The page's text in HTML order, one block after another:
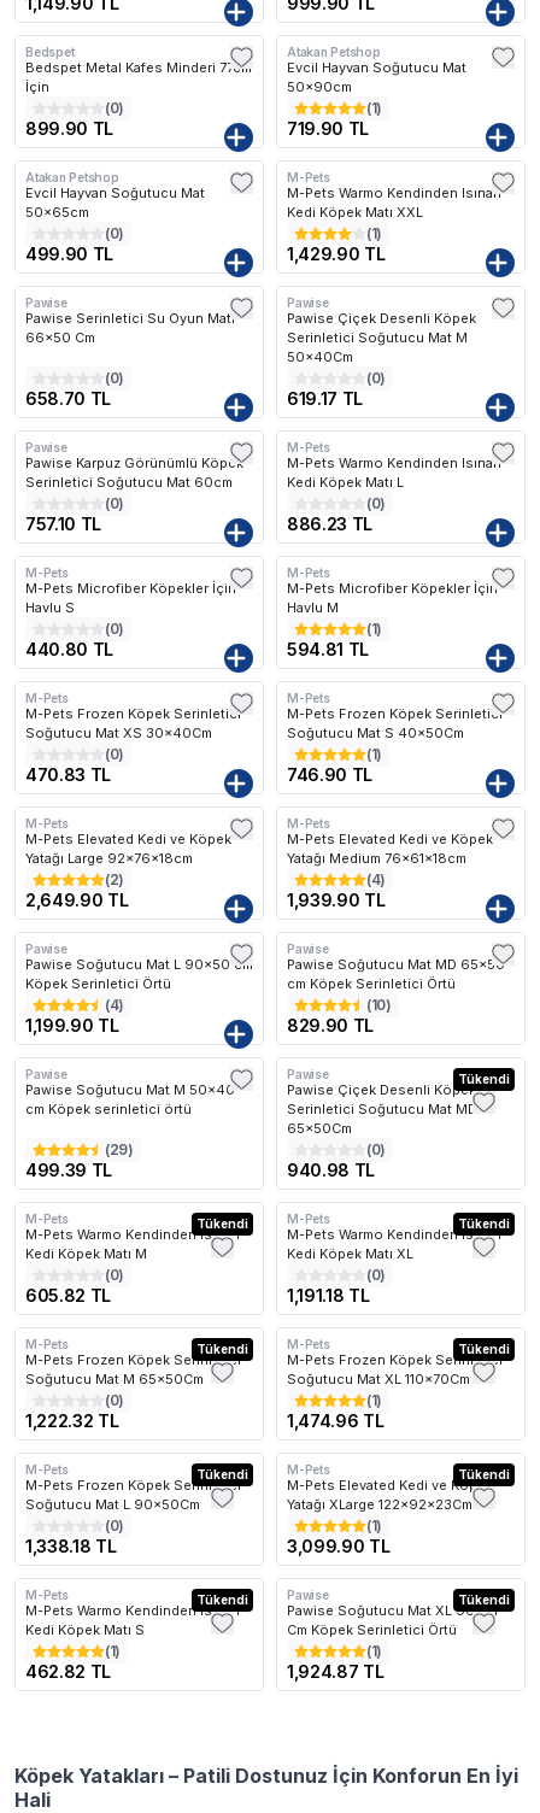
Bedspet
Bedspet Metal Kafes Minderi 77cm
İçin
(0)
899.90 TL
Atakan Petshop
Evcil Hayvan Soğutucu Mat
50x90cm
(1)
719.90 TL
Atakan Petshop
Evcil Hayvan Soğutucu Mat
50x65cm
(0)
499.90 TL
Kargo Bedava
M-Pets
M-Pets Warmo Kendinden Isınan
Kedi Köpek Matı XXL
(1)
1,429.90 TL
Pawise
Pawise Serinletici Su Oyun Matı
66x50 Cm
(0)
658.70 TL
Pawise
Pawise Çiçek Desenli Köpek
Serinletici Soğutucu Mat M
50x40Cm
(0)
619.17 TL
Pawise
Pawise Karpuz Görünümlü Köpek
Serinletici Soğutucu Mat 60cm
(0)
757.10 TL
M-Pets
M-Pets Warmo Kendinden Isınan
Kedi Köpek Matı L
(0)
886.23 TL
M-Pets
M-Pets Microfiber Köpekler İçin
Havlu S
(0)
440.80 TL
M-Pets
M-Pets Microfiber Köpekler İçin
Havlu M
(1)
594.81 TL
M-Pets
M-Pets Frozen Köpek Serinletici
Soğutucu Mat XS 30x40Cm
(0)
470.83 TL
Kargo Bedava
M-Pets
M-Pets Frozen Köpek Serinletici
Soğutucu Mat S 40x50Cm
(1)
746.90 TL
Kargo Bedava
M-Pets
M-Pets Elevated Kedi ve Köpek
Yatağı Large 92x76x18cm
(2)
2,649.90 TL
Kargo Bedava
M-Pets
M-Pets Elevated Kedi ve Köpek
Yatağı Medium 76x61x18cm
(4)
1,939.90 TL
Kargo Bedava
Pawise
Pawise Soğutucu Mat L 90x50 cm
Köpek Serinletici Örtü
(4)
1,199.90 TL
Pawise
Pawise Soğutucu Mat MD 65x50
cm Köpek Serinletici Örtü
(10)
829.90 TL
Pawise
Pawise Soğutucu Mat M 50x40
cm Köpek serinletici örtü
(29)
499.39 TL
Kargo Bedava Tükendi
Pawise
Pawise Çiçek Desenli Köpek
Serinletici Soğutucu Mat MD
65x50Cm
(0)
940.98 TL
Tükendi
M-Pets
M-Pets Warmo Kendinden Isınan
Kedi Köpek Matı M
(0)
605.82 TL
Kargo Bedava Tükendi
M-Pets
M-Pets Warmo Kendinden Isınan
Kedi Köpek Matı XL
(0)
1,191.18 TL
Kargo Bedava
Çok Favorilenen En Çok Favorilenen En Çok
Tükendi
M-Pets
M-Pets Frozen Köpek Serinletici
Soğutucu Mat M 65x50Cm
(0)
1,222.32 TL
Kargo Bedava Tükendi
M-Pets
M-Pets Frozen Köpek Serinletici
Soğutucu Mat XL 110x70Cm
(1)
1,474.96 TL
Kargo Bedava
Çok Favorilenen En Çok Favorilenen En Çok
Tükendi
M-Pets
M-Pets Frozen Köpek Serinletici
Soğutucu Mat L 90x50Cm
(0)
1,338.18 TL
Kargo Bedava Tükendi
M-Pets
M-Pets Elevated Kedi ve Köpek
Yatağı XLarge 122x92x23Cm
(1)
3,099.90 TL
Tükendi
M-Pets
M-Pets Warmo Kendinden Isınan
Kedi Köpek Matı S
(1)
462.82 TL
Kargo Bedava Tükendi
Pawise
Pawise Soğutucu Mat XL 96x81
Cm Köpek Serinletici Örtü
(1)
1,924.87 TL
Köpek Yatakları – Patili Dostunuz İçin Konforun En İyi
Hali